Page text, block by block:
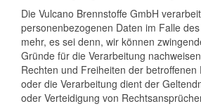
Die Vulcano Brennstoffe GmbH
personenbezogenen Daten im Falle
mehr, es sei denn, wir können
Gründe für die Verarbeitung
Rechten und Freiheiten der betroffenen
oder die Verarbeitung dient der
oder Verteidigung von